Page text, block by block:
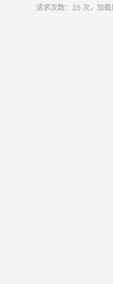
请求次数：35 次，加